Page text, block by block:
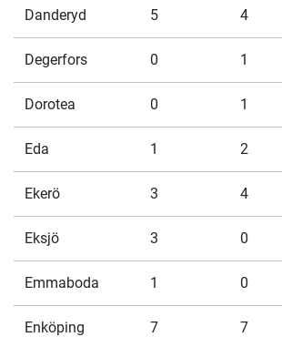
Danderyd 5 4
Degerfors 0 1
Dorotea 0 1
Eda 1 2
Ekerö 3 4
Eksjö 3 0
Emmaboda 1 0
Enköping 7 7